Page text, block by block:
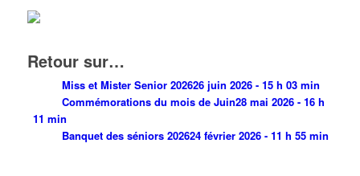
Retour sur…
Miss et Mister Senior 202626 juin 2026 - 15 h 03 min
Commémorations du mois de Juin28 mai 2026 - 16 h
11 min
Banquet des séniors 202624 février 2026 - 11 h 55 min